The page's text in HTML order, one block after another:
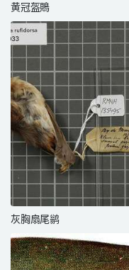
黄冠盔鵙
灰胸扇尾鹟